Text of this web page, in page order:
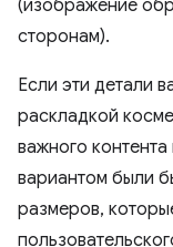
(изображение
сторонам).
Если эти детали
раскладкой
важного
вариантом были
размеров,